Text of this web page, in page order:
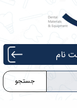
جستجو
نام